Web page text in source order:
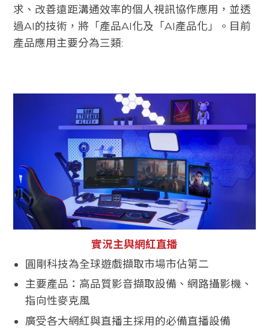
求、改善遠距溝通效率的個人視訊協作應用，並透
過AI的技術，將「產品AI化及「AI產品化」。目前
產品應用主要分為三類:
實況主與網紅直播
圓剛科技為全球遊戲擷取市場市佔第二
主要產品：高品質影音擷取設備、網路攝影機、
指向性麥克風
廣受各大網紅與直播主採用的必備直播設備